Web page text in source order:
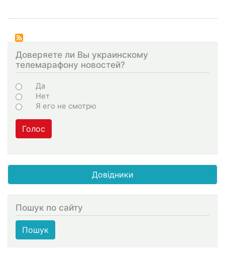
Доверяете ли Вы украинскому
телемарафону новостей?
Choices
Да
Нет
Я его не смотрю
Голос
Довідники
Пошук по сайту
Пошук